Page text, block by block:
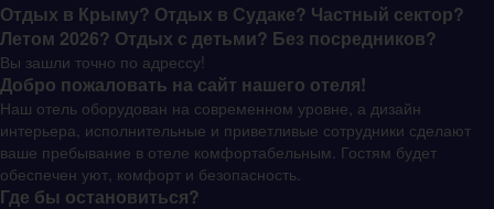
Отдых в Крыму? Отдых в Судаке? Частный сектор?
Летом 2026? Отдых с детьми? Без посредников?
Вы зашли точно по адрессу!
Добро пожаловать на сайт нашего отеля!
Наш отель оборудован на современном уровне, а дизайн
интерьера, исполнительные и приветливые сотрудники сделают
ваше пребывание в отеле комфортабельным. Гостям будет
обеспечен уют, комфорт и безопасность.
Где бы остановиться?